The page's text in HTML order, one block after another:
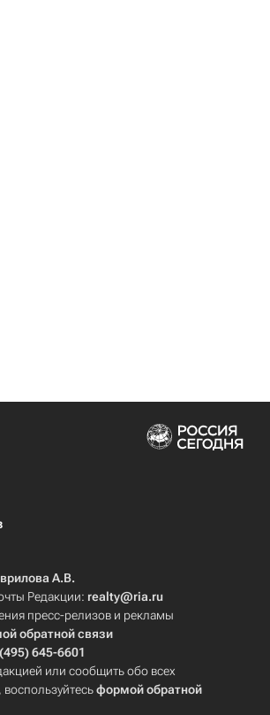
А.В.
Редакции: realty@ria.ru
пресс-релизов и рекламы
обратной связи
645-6601
или сообщить обо всех
формой обратной